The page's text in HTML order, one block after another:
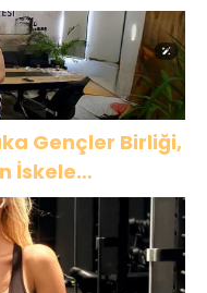
Gençler Birliği,
İskele